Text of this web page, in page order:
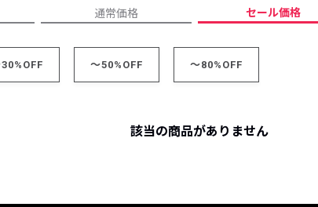
新ブランドご紹介！
バイヤーズ レコメンド
会社概要
プライバシーポリシー
通常価格 セール価格
～50%OFF ～80%OFF
該当の商品がありません